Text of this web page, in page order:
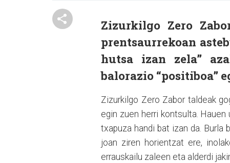
Zizurkilgo Zero
prentsaurrekoan
hutsa izan zela”
balorazio “positiboa”
Zizurkilgo Zero Zabor taldeak
egin zuen herri kontsulta. Hauen
txapuza handi bat izan da. Burla
joan ziren horientzat ere,
errauskailu zaleen eta alderdi